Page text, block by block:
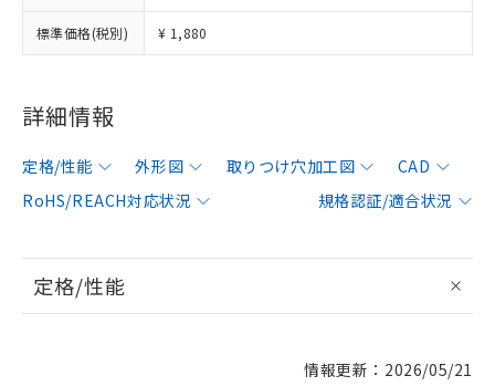
標準価格(税別) ¥ 1,880
詳細情報
定格/性能 外形図 取りつけ穴加工図
CAD
RoHS/REACH対応状況
規格認証/適合状況
定格/性能
情報更新：2026/05/21